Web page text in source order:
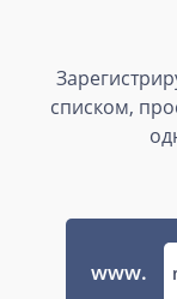
списком,
www.